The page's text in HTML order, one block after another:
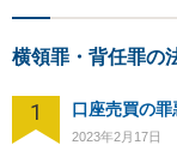
横領罪・背任罪の
1 口座売買の
2023年2月17日